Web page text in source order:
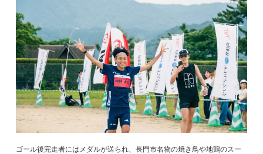
ゴール後完走者にはメダルが送られ、長門市名物の焼き鳥や地鶏のスー